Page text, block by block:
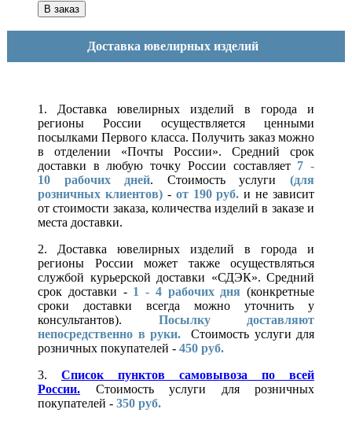
Доставка ювелирных изделий
1. Доставка ювелирных изделий в города и
регионы России осуществляется ценными
посылками Первого класса. Получить заказ можно
в отделении «Почты России». Средний срок
доставки в любую точку России составляет 7 -
10 рабочих дней. Стоимость услуги(для
розничных клиентов)- от 190 руб. и не зависит
от стоимости заказа, количества изделий в заказе и
места доставки.
2. Доставка ювелирных изделий в города и
регионы России может также осуществляться
службой курьерской доставки «СДЭК». Средний
срок доставки - 1 - 4 рабочих дня (конкретные
сроки доставки всегда можно уточнить у
консультантов). Посылку доставляют
непосредственно в руки.
Стоимость услуги для
розничных покупателей - 450 руб.
3. Список пунктов самовывоза по всей
России.
Стоимость услуги для розничных
покупателей - 350 руб.